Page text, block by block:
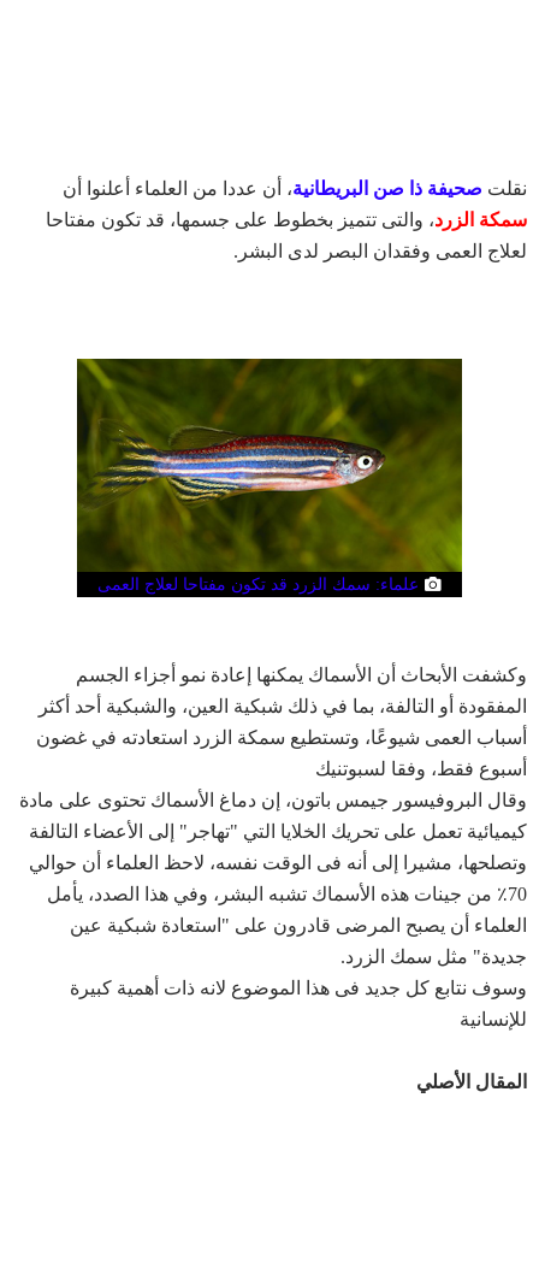
نقلت صحيفة ذا صن البريطانية، أن عددا من العلماء أعلنوا أن
سمكة الزرد، والتى تتميز بخطوط على جسمها، قد تكون مفتاحا
لعلاج العمى وفقدان البصر لدى البشر.
علماء: سمك الزرد قد تكون مفتاحا لعلاج العمى
وكشفت الأبحاث أن الأسماك يمكنها إعادة نمو أجزاء الجسم
المفقودة أو التالفة، بما في ذلك شبكية العين، والشبكية أحد أكثر
أسباب العمى شيوعًا، وتستطيع سمكة الزرد استعادته في غضون
أسبوع فقط، وفقا لسبوتنيك
وقال البروفيسور جيمس باتون، إن دماغ الأسماك تحتوى على مادة
كيميائية تعمل على تحريك الخلايا التي "تهاجر" إلى الأعضاء التالفة
وتصلحها، مشيرا إلى أنه فى الوقت نفسه، لاحظ العلماء أن حوالي
70٪ من جينات هذه الأسماك تشبه البشر، وفي هذا الصدد، يأمل
العلماء أن يصبح المرضى قادرون على "استعادة شبكية عين
جديدة" مثل سمك الزرد.
وسوف نتابع كل جديد فى هذا الموضوع لانه ذات أهمية كبيرة
للإنسانية
المقال الأصلي